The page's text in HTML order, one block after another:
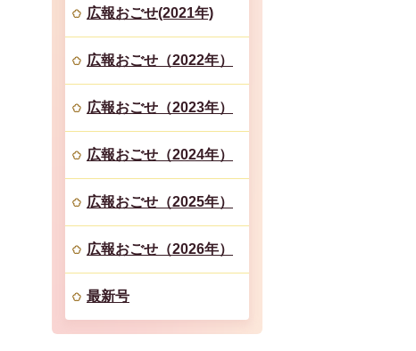
広報おごせ(2021年)
広報おごせ（2022年）
広報おごせ（2023年）
広報おごせ（2024年）
広報おごせ（2025年）
広報おごせ（2026年）
最新号